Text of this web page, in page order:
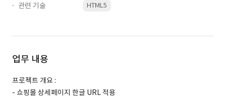
관련 기술
HTML5
업무 내용
프로젝트 개요 :
- 쇼핑몰 상세페이지 한글 URL 적용